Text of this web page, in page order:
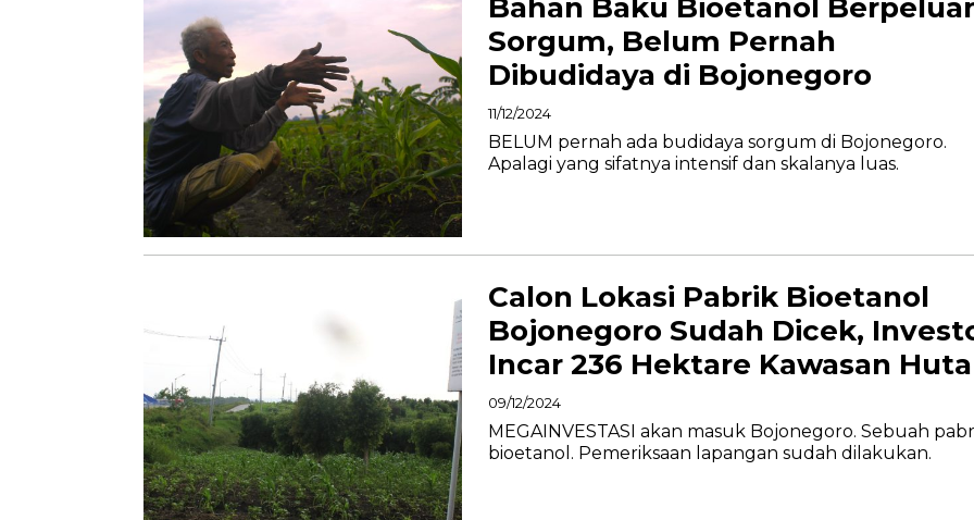
Bahan Baku Bioetanol
Sorgum, Belum Pernah
Dibudidaya di Bojonegoro
11/12/2024
BELUM pernah ada budidaya sorgum di Bojonegoro.
Apalagi yang sifatnya intensif dan skalanya luas.
Calon Lokasi Pabrik Bioetanol
Bojonegoro Sudah Dicek,
Incar 236 Hektare Kawasan
09/12/2024
MEGAINVESTASI akan masuk Bojonegoro. Sebuah
bioetanol. Pemeriksaan lapangan sudah dilakukan.